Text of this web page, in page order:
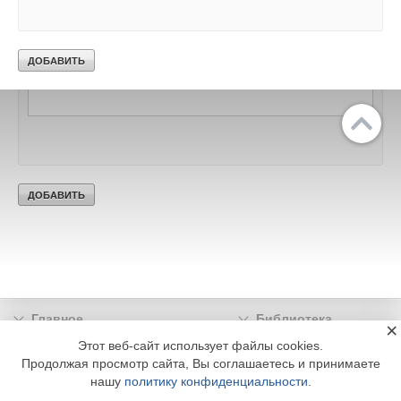
Главное
Библиотека
Подписка
Реклама
Информация
Этот веб-сайт использует файлы cookies.
Продолжая просмотр сайта, Вы соглашаетесь и принимаете
нашу политику конфиденциальности
×